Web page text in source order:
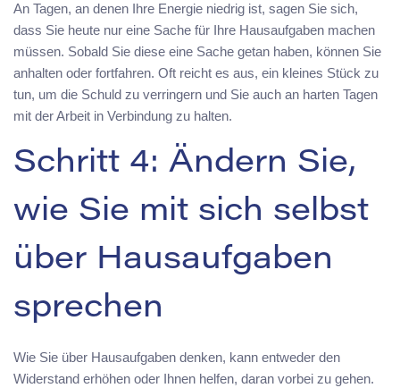
An Tagen, an denen Ihre Energie niedrig ist, sagen Sie sich,
dass Sie heute nur eine Sache für Ihre Hausaufgaben machen
müssen. Sobald Sie diese eine Sache getan haben, können Sie
anhalten oder fortfahren. Oft reicht es aus, ein kleines Stück zu
tun, um die Schuld zu verringern und Sie auch an harten Tagen
mit der Arbeit in Verbindung zu halten.
Schritt 4: Ändern Sie,
wie Sie mit sich selbst
über Hausaufgaben
sprechen
Wie Sie über Hausaufgaben denken, kann entweder den
Widerstand erhöhen oder Ihnen helfen, daran vorbei zu gehen.